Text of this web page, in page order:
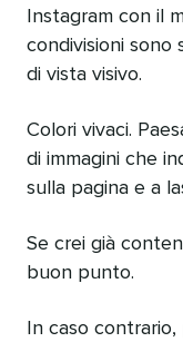
Instagram con il
condivisioni sono
di vista visivo.
Colori vivaci.
di immagini che
sulla pagina e a
Se crei già
buon punto.
In caso